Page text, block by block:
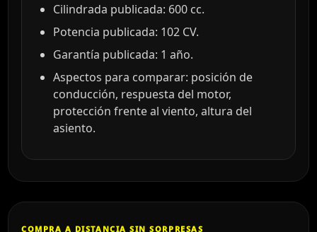
Cilindrada publicada: 600 cc.
Potencia publicada: 102 CV.
Garantía publicada: 1 año.
Aspectos para comparar: posición de
conducción, respuesta del motor,
protección frente al viento, altura del
asiento.
COMPRA A DISTANCIA SIN SORPRESAS